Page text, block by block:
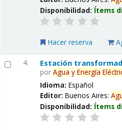
Disponibilidad: Ítems
Hacer reserva
4. Estación
porAgua y Energía
Idioma:Español
Editor:Buenos Aires:
Disponibilidad: Ítems